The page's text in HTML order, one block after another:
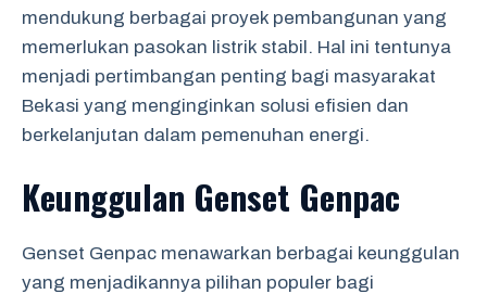
mendukung berbagai proyek pembangunan yang
memerlukan pasokan listrik stabil. Hal ini tentunya
menjadi pertimbangan penting bagi masyarakat
Bekasi yang menginginkan solusi efisien dan
berkelanjutan dalam pemenuhan energi.
Keunggulan Genset Genpac
Genset Genpac menawarkan berbagai keunggulan
yang menjadikannya pilihan populer bagi